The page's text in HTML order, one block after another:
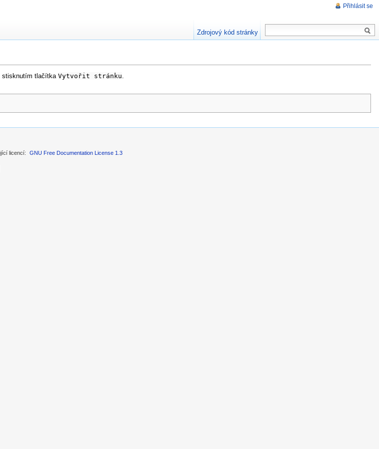
stisknutím tlačítka Vytvořit stránku
Přihlásit se
Zdrojový kód stránky
licencí: GNU Free Documentation License 1.3